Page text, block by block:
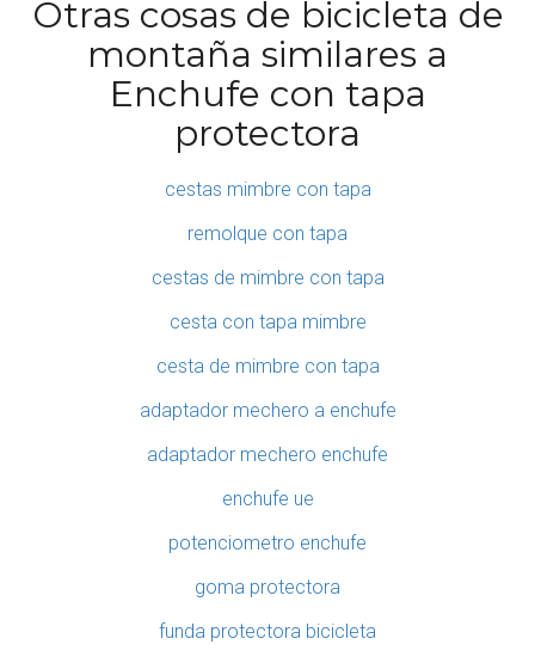
Otras cosas de bicicleta de
montaña similares a
Enchufe con tapa
protectora
cestas mimbre con tapa
remolque con tapa
cestas de mimbre con tapa
cesta con tapa mimbre
cesta de mimbre con tapa
adaptador mechero a enchufe
adaptador mechero enchufe
enchufe ue
potenciometro enchufe
goma protectora
funda protectora bicicleta